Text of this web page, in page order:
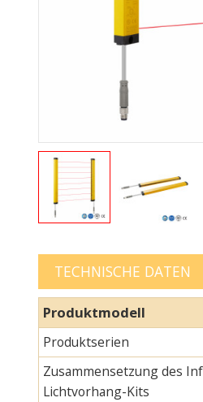
TECHNISCHE DATEN
Produktmodell
Produktserien
Zusammensetzung des
Lichtvorhang-Kits